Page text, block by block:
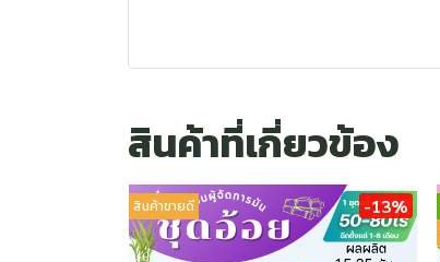
สินค้าที่เกี่ยวข้อง
สินค้าขายดี -13%